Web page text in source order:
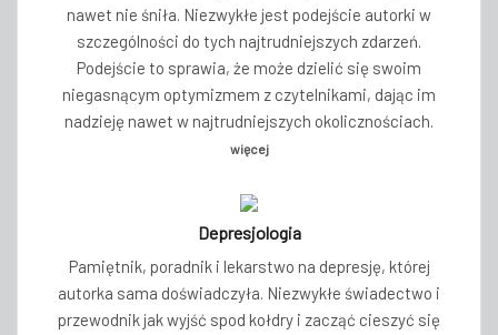
nawet nie śniła. Niezwykłe jest podejście autorki w
szczególności do tych najtrudniejszych zdarzeń.
Podejście to sprawia, że może dzielić się swoim
niegasnącym optymizmem z czytelnikami, dając im
nadzieję nawet w najtrudniejszych okolicznościach.
więcej
Depresjologia
Pamiętnik, poradnik i lekarstwo na depresję, której
autorka sama doświadczyła. Niezwykłe świadectwo i
przewodnik jak wyjść spod kołdry i zacząć cieszyć się